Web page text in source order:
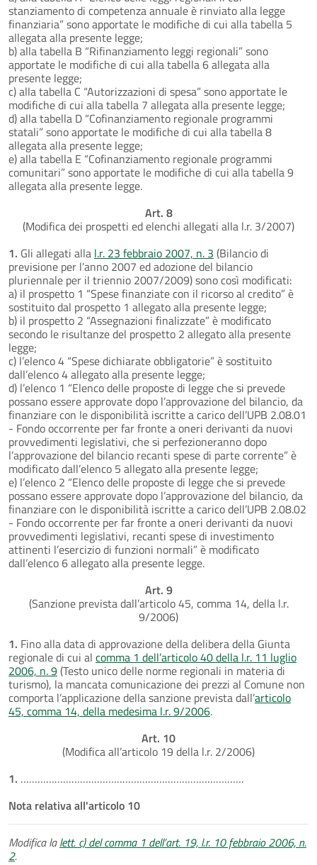
stanziamento di competenza annuale è rinviato alla legge
finanziaria” sono apportate le modifiche di cui alla tabella 5
allegata alla presente legge;
b) alla tabella B “Rifinanziamento leggi regionali” sono
apportate le modifiche di cui alla tabella 6 allegata alla
presente legge;
c) alla tabella C “Autorizzazioni di spesa” sono apportate le
modifiche di cui alla tabella 7 allegata alla presente legge;
d) alla tabella D “Cofinanziamento regionale programmi
statali” sono apportate le modifiche di cui alla tabella 8
allegata alla presente legge;
e) alla tabella E “Cofinanziamento regionale programmi
comunitari” sono apportate le modifiche di cui alla tabella 9
allegata alla presente legge.
Art. 8
(Modifica dei prospetti ed elenchi allegati alla l.r. 3/2007)
1. Gli allegati alla l.r. 23 febbraio 2007, n. 3 (Bilancio di
previsione per l’anno 2007 ed adozione del bilancio
pluriennale per il triennio 2007/2009) sono così modificati:
a) il prospetto 1 “Spese finanziate con il ricorso al credito” è
sostituito dal prospetto 1 allegato alla presente legge;
b) il prospetto 2 “Assegnazioni finalizzate” è modificato
secondo le risultanze del prospetto 2 allegato alla presente
legge;
c) l’elenco 4 “Spese dichiarate obbligatorie” è sostituito
dall’elenco 4 allegato alla presente legge;
d) l’elenco 1 “Elenco delle proposte di legge che si prevede
possano essere approvate dopo l’approvazione del bilancio, da
finanziare con le disponibilità iscritte a carico dell’UPB 2.08.01
- Fondo occorrente per far fronte a oneri derivanti da nuovi
provvedimenti legislativi, che si perfezioneranno dopo
l’approvazione del bilancio recanti spese di parte corrente” è
modificato dall’elenco 5 allegato alla presente legge;
e) l’elenco 2 “Elenco delle proposte di legge che si prevede
possano essere approvate dopo l’approvazione del bilancio, da
finanziare con le disponibilità iscritte a carico dell’UPB 2.08.02
- Fondo occorrente per far fronte a oneri derivanti da nuovi
provvedimenti legislativi, recanti spese di investimento
attinenti l’esercizio di funzioni normali” è modificato
dall’elenco 6 allegato alla presente legge.
Art. 9
(Sanzione prevista dall’articolo 45, comma 14, della l.r.
9/2006)
1. Fino alla data di approvazione della delibera della Giunta
regionale di cui al comma 1 dell’articolo 40 della l.r. 11 luglio
2006, n. 9(Testo unico delle norme regionali in materia di
turismo), la mancata comunicazione dei prezzi al Comune non
comporta l’applicazione della sanzione prevista dall’articolo
45, comma 14, della medesima l.r. 9/2006.
Art. 10
(Modifica all’articolo 19 della l.r. 2/2006)
1. …………………………………………………………………….
Nota relativa all'articolo 10
Modifica lalett. c) del comma 1 dell’art. 19, l.r. 10 febbraio 2006, n.
2.